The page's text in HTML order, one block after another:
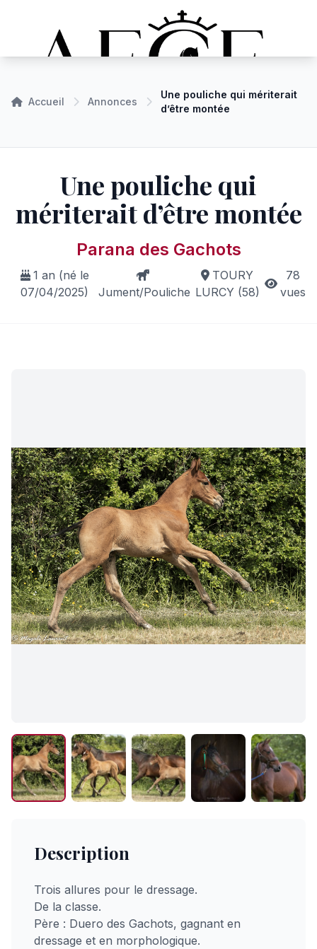
Accueil Annonces
Une pouliche qui mériterait
d’être montée
Une pouliche qui
mériterait d’être montée
Parana des Gachots
1 an (né le
07/04/2025)
Jument/Pouliche
TOURY
LURCY (58)
78
vues
Description
Trois allures pour le dressage.
De la classe.
Père : Duero des Gachots, gagnant en
dressage et en morphologique.